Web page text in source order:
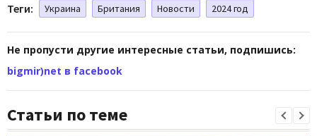
Теги: Украина Британия Новости 2024 год
Не пропусти другие интересные статьи, подпишись:
bigmir)net в facebook
Статьи по теме